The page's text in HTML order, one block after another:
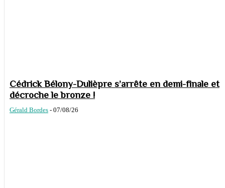
Cédrick Bélony-Dulièpre s’arrête en demi-finale et
décroche le bronze !
Gérald Bordes - 07/08/26